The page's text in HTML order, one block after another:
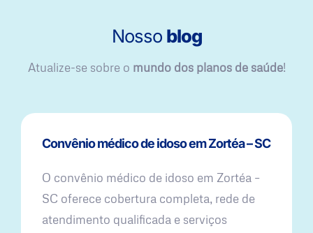
Nosso blog
Atualize-se sobre o mundo dos planos de saúde!
Convênio médico de idoso em Zortéa – SC
O convênio médico de idoso em Zortéa –
SC oferece cobertura completa, rede de
atendimento qualificada e serviços